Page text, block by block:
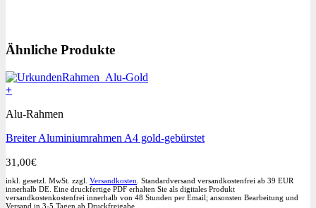
Ähnliche Produkte
+
Alu-Rahmen
Breiter Aluminiumrahmen A4 gold-gebürstet
31,00€
inkl. gesetzl. MwSt. zzgl. Versandkosten . Standardversand versandkostenfrei ab 39 EUR
innerhalb DE. Eine druckfertige PDF erhalten Sie als digitales Produkt
versandkostenkostenfrei innerhalb von 48 Stunden per Email; ansonsten Bearbeitung und
Versand in 3-5 Tagen ab Druckfreigabe